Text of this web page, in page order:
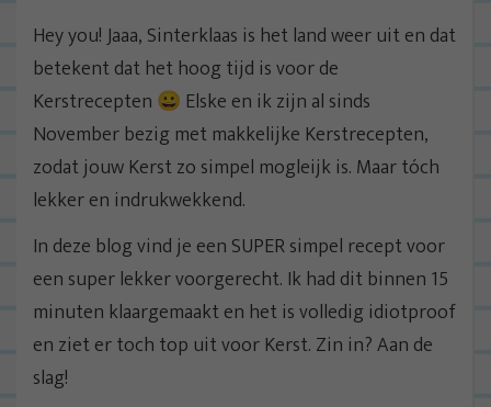
Hey you! Jaaa, Sinterklaas is het land weer uit en dat
betekent dat het hoog tijd is voor de
Kerstrecepten 😀 Elske en ik zijn al sinds
November bezig met makkelijke Kerstrecepten,
zodat jouw Kerst zo simpel mogleijk is. Maar tóch
lekker en indrukwekkend.
In deze blog vind je een SUPER simpel recept voor
een super lekker voorgerecht. Ik had dit binnen 15
minuten klaargemaakt en het is volledig idiotproof
en ziet er toch top uit voor Kerst. Zin in? Aan de
slag!